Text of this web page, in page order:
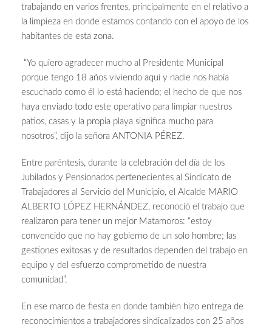
trabajando en varios frentes, principalmente en el relativo a
la limpieza en donde estamos contando con el apoyo de los
habitantes de esta zona.
“Yo quiero agradecer mucho al Presidente Municipal
porque tengo 18 años viviendo aquí y nadie nos había
escuchado como él lo está haciendo; el hecho de que nos
haya enviado todo este operativo para limpiar nuestros
patios, casas y la propia playa significa mucho para
nosotros”, dijo la señora ANTONIA PÉREZ.
Entre paréntesis, durante la celebración del día de los
Jubilados y Pensionados pertenecientes al Sindicato de
Trabajadores al Servicio del Municipio, el Alcalde MARIO
ALBERTO LÓPEZ HERNÁNDEZ, reconoció el trabajo que
realizaron para tener un mejor Matamoros: “estoy
convencido que no hay gobierno de un solo hombre; las
gestiones exitosas y de resultados dependen del trabajo en
equipo y del esfuerzo comprometido de nuestra
comunidad”.
En ese marco de fiesta en donde también hizo entrega de
reconocimientos a trabajadores sindicalizados con 25 años